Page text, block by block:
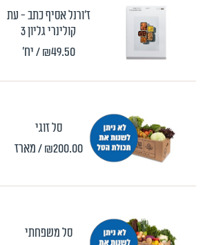
ז'ורנל אסיף כתב - עת
קולינרי גליון 3
₪49.50 / יח'
סל זוגי
₪200.00 / מארז
סל משפחתי